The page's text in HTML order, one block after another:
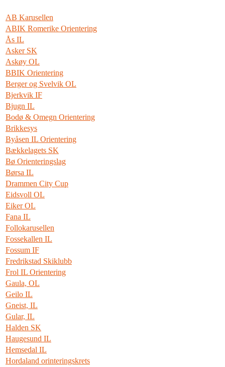
AB Karusellen
ABIK Romerike Orientering
Ås IL
Asker SK
Askøy OL
BBIK Orientering
Berger og Svelvik OL
Bjerkvik IF
Bjugn IL
Bodø & Omegn Orientering
Brikkesys
Byåsen IL Orientering
Bækkelagets SK
Bø Orienteringslag
Børsa IL
Drammen City Cup
Eidsvoll OL
Eiker OL
Fana IL
Follokarusellen
Fossekallen IL
Fossum IF
Fredrikstad Skiklubb
Frol IL Orientering
Gaula, OL
Geilo IL
Gneist, IL
Gular, IL
Halden SK
Haugesund IL
Hemsedal IL
Hordaland orinteringskrets